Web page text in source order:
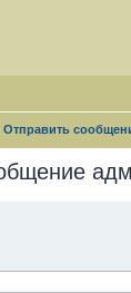
Отправить